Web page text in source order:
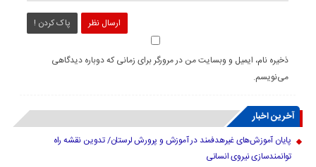
ارسال نظر پاک کردن !
ذخیره نام، ایمیل و وبسایت من در مرورگر برای زمانی که دوباره دیدگاهی
می‌نویسم.
آخرین اخبار
پایان آموزش‌های غیرهدفمند در آموزش و پرورش لرستان/ تدوین نقشه راه
توانمندسازی نیروی انسانی